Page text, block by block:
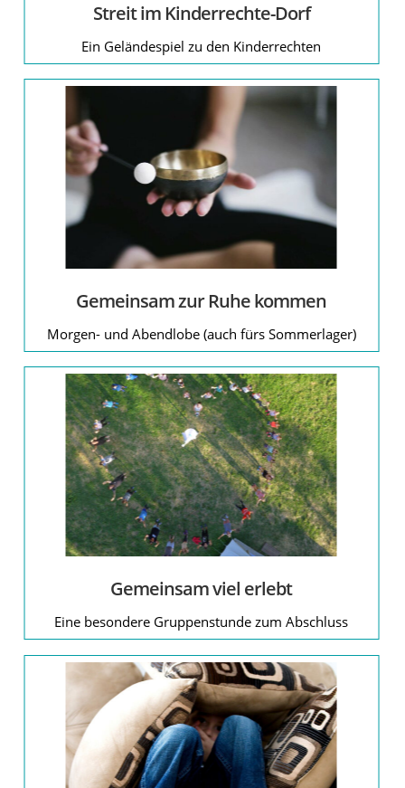
Streit im Kinderrechte-Dorf
Ein Geländespiel zu den Kinderrechten
Gemeinsam zur Ruhe kommen
Morgen- und Abendlobe (auch fürs Sommerlager)
Gemeinsam viel erlebt
Eine besondere Gruppenstunde zum Abschluss